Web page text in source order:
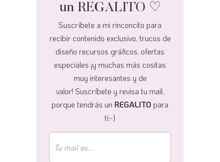
un REGALITO ♡
Suscríbete a mi rinconcito para
recibir contenido exclusivo, trucos de
diseño recursos gráficos, ofertas
especiales ¡y muchas más cositas
muy interesantes y de
valor! Suscríbete y revisa tu mail,
porque tendrás un REGALITO para
ti:-)